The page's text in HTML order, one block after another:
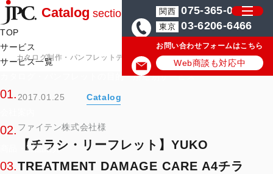
Catalog section
TOP
サービス
サービス一覧
カタログ・パンフレットの目的・用途別サービス
01.
02.
商品・製品紹介
03.
関西 075-365-0571
東京 03-6206-6466
お問い合わせフォームはこちら
Web商談も対応中
カタログ制作・パンフレットデザイン会社はJPC カタログ・パンフレ
2017.01.25 Catalog
ファイテン株式会社様
【チラシ・リーフレット】YUKO
TREATMENT DAMAGE CARE A4チラ